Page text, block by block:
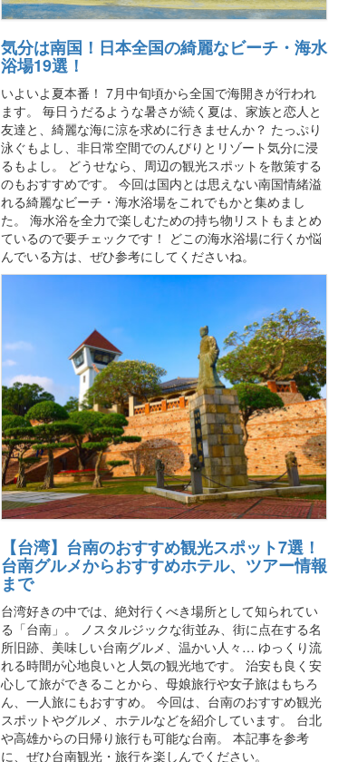
気分は南国！日本全国の綺麗なビーチ・海水
浴場19選！
いよいよ夏本番！ 7月中旬頃から全国で海開きが行われ
ます。 毎日うだるような暑さが続く夏は、家族と恋人と
友達と、綺麗な海に涼を求めに行きませんか？ たっぷり
泳ぐもよし、非日常空間でのんびりとリゾート気分に浸
るもよし。 どうせなら、周辺の観光スポットを散策する
のもおすすめです。 今回は国内とは思えない南国情緒溢
れる綺麗なビーチ・海水浴場をこれでもかと集めまし
た。 海水浴を全力で楽しむための持ち物リストもまとめ
ているので要チェックです！ どこの海水浴場に行くか悩
んでいる方は、ぜひ参考にしてくださいね。
【台湾】台南のおすすめ観光スポット7選！
台南グルメからおすすめホテル、ツアー情報
まで
台湾好きの中では、絶対行くべき場所として知られてい
る「台南」。 ノスタルジックな街並み、街に点在する名
所旧跡、美味しい台南グルメ、温かい人々… ゆっくり流
れる時間が心地良いと人気の観光地です。 治安も良く安
心して旅ができることから、母娘旅行や女子旅はもちろ
ん、一人旅にもおすすめ。 今回は、台南のおすすめ観光
スポットやグルメ、ホテルなどを紹介しています。 台北
や高雄からの日帰り旅行も可能な台南。 本記事を参考
に、ぜひ台南観光・旅行を楽しんでください。